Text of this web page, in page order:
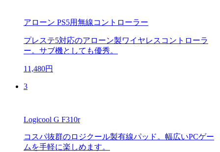
アローン PS5用無線コントローラー
プレステ5対応のアローン製ワイヤレスコントローラ
ー。サブ機としても優秀。
11,480円
3
Logicool G F310r
コスパ抜群のロジクール製有線パッド。幅広いPCゲー
ムを手軽に楽しめます。